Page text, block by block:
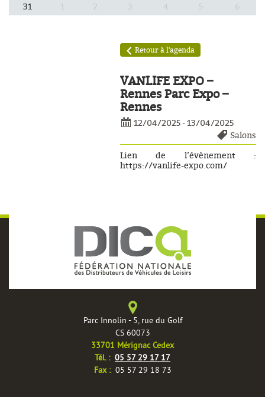
31
1 2 3 4 5 6
Retour à l'agenda
VANLIFE EXPO –
Rennes Parc Expo –
Rennes
12/04/2025 - 13/04/2025
Salons
Lien de l’évènement :
https://vanlife-expo.com/
Parc Innolin - 5, rue du Golf
CS 60073
33701 Mérignac Cedex
Tél. : 05 57 29 17 17
Fax :05 57 29 18 73